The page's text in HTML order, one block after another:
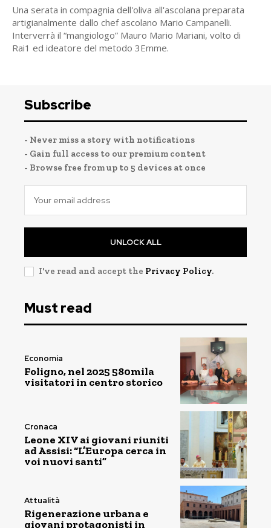
Una serata in compagnia dell'oliva all'ascolana preparata
artigianalmente dallo chef ascolano Mario Campanelli.
Interverrà il “mangiologo” Mauro Mario Mariani, volto di
Rai1 ed ideatore del metodo 3Emme.
Subscribe
- Never miss a story with notifications
- Gain full access to our premium content
- Browse free from up to 5 devices at once
UNLOCK ALL
I've read and accept the Privacy Policy.
Must read
Economia
Foligno, nel 2025 580mila
visitatori in centro storico
Cronaca
Leone XIV ai giovani riuniti
ad Assisi: “L’Europa cerca in
voi nuovi santi”
Attualità
Rigenerazione urbana e
giovani protagonisti in